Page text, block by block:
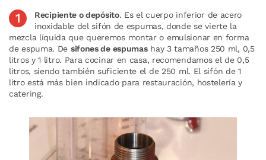
Recipiente o depósito. Es el cuerpo inferior de acero
inoxidable del sifón de espumas, donde se vierte la
mezcla líquida que queremos montar o emulsionar en forma
de espuma. De sifones de espumashay 3 tamaños 250 ml, 0,5
litros y 1 litro. Para cocinar en casa, recomendamos el de 0,5
litros, siendo también suficiente el de 250 ml. El sifón de 1
litro está más bien indicado para restauración, hostelería y
catering.